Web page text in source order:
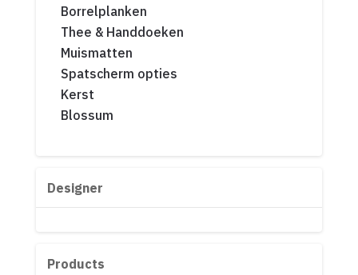
Borrelplanken
Thee & Handdoeken
Muismatten
Spatscherm opties
Kerst
Blossum
Designer
Products